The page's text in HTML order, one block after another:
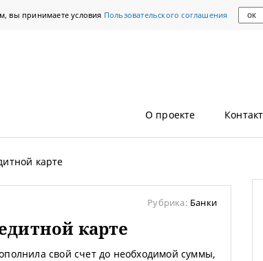
вы принимаете условия Пользовательского соглашения ОК
О проекте
карте
Рубрика: Банки
карте
свой счет до необходимой суммы,